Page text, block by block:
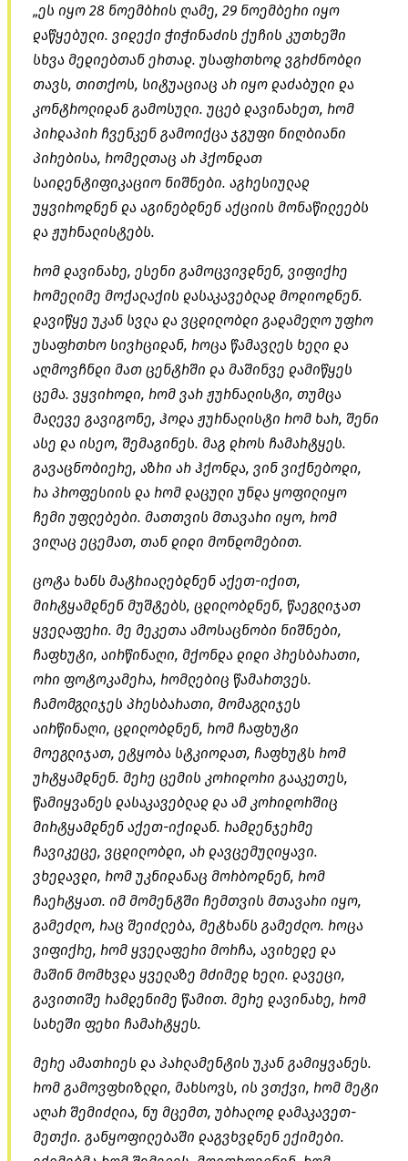
„ეს იყო 28 ნოემბრის ღამე, 29 ნოემბერი იყო
დაწყებული. ვიდექი ჭიჭინაძის ქუჩის კუთხეში
სხვა მედიებთან ერთად. უსაფრთხოდ ვგრძნობდი
თავს, თითქოს, სიტუაციაც არ იყო დაძაბული და
კონტროლიდან გამოსული. უცებ დავინახეთ, რომ
პირდაპირ ჩვენკენ გამოიქცა ჯგუფი ნიღბიანი
პირებისა, რომელთაც არ ჰქონდათ
საიდენტიფიკაციო ნიშნები. აგრესიულად
უყვიროდნენ და აგინებდნენ აქციის მონაწილეებს
და ჟურნალისტებს.
რომ დავინახე, ესენი გამოცვივდნენ, ვიფიქრე
რომელიმე მოქალაქის დასაკავებლად მოდიოდნენ.
დავიწყე უკან სვლა და ვცდილობდი გადამეღო უფრო
უსაფრთხო სივრციდან, როცა წამავლეს ხელი და
აღმოვჩნდი მათ ცენტრში და მაშინვე დამიწყეს
ცემა. ვყვიროდი, რომ ვარ ჟურნალისტი, თუმცა
მალევე გავიგონე, ჰოდა ჟურნალისტი რომ ხარ, შენი
ასე და ისეო, შემაგინეს. მაგ დროს ჩამარტყეს.
გავაცნობიერე, აზრი არ ჰქონდა, ვინ ვიქნებოდი,
რა პროფესიის და რომ დაცული უნდა ყოფილიყო
ჩემი უფლებები. მათთვის მთავარი იყო, რომ
ვიღაც ეცემათ, თან დიდი მონდომებით.
ცოტა ხანს მატრიალებდნენ აქეთ-იქით,
მირტყამდნენ მუშტებს, ცდილობდნენ, წაეგლიჯათ
ყველაფერი. მე მეკეთა ამოსაცნობი ნიშნები,
ჩაფხუტი, აირწინაღი, მქონდა დიდი პრესბარათი,
ორი ფოტოკამერა, რომლებიც წამართვეს.
ჩამომგლიჯეს პრესბარათი, მომაგლიჯეს
აირწინაღი, ცდილობდნენ, რომ ჩაფხუტი
მოეგლიჯათ, ეტყობა სტკიოდათ, ჩაფხუტს რომ
ურტყამდნენ. მერე ცემის კორიდორი გააკეთეს,
წამიყვანეს დასაკავებლად და ამ კორიდორშიც
მირტყამდნენ აქეთ-იქიდან. რამდენჯერმე
ჩავიკეცე, ვცდილობდი, არ დავცემულიყავი.
ვხედავდი, რომ უკნიდანაც მორბოდნენ, რომ
ჩაერტყათ. იმ მომენტში ჩემთვის მთავარი იყო,
გამეძლო, რაც შეიძლება, მეტხანს გამეძლო. როცა
ვიფიქრე, რომ ყველაფერი მორჩა, ავიხედე და
მაშინ მომხვდა ყველაზე მძიმედ ხელი. დავეცი,
გავითიშე რამდენიმე წამით. მერე დავინახე, რომ
სახეში ფეხი ჩამარტყეს.
მერე ამათრიეს და პარლამენტის უკან გამიყვანეს.
რომ გამოვფხიზლდი, მახსოვს, ის ვთქვი, რომ მეტი
აღარ შემიძლია, ნუ მცემთ, უბრალოდ დამაკავეთ-
მეთქი. განყოფილებაში დაგვხვდნენ ექიმები.